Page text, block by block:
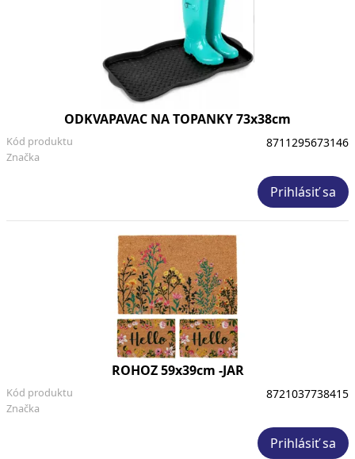
ODKVAPAVAC NA TOPANKY 73x38cm
Značka
Kód produktu 8711295673146
Prihlásiť sa
ROHOZ 59x39cm -JAR
Značka
Kód produktu 8721037738415
Prihlásiť sa